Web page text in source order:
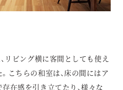
リビング横に客間としても使え
こちらの和室は、床の間にはア
在感を引き立てたり、様々な